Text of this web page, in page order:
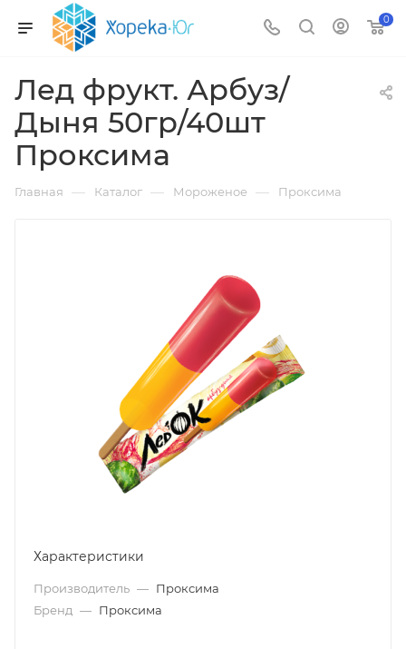
0
Лед фрукт. Арбуз/
Дыня 50гр/40шт
Проксима
Главная — Каталог — Мороженое — Проксима
Характеристики
Производитель — Проксима
Бренд — Проксима